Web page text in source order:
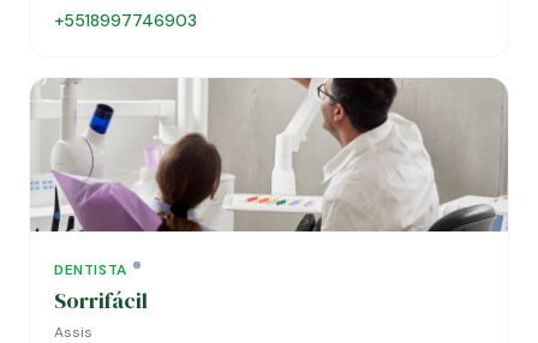
+5518997746903
DENTISTA
Sorrifácil
Assis